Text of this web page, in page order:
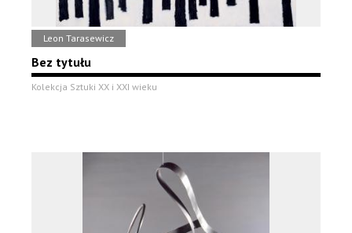
Leon Tarasewicz
Bez tytułu
Kolekcja Sztuki XX i XXI wieku